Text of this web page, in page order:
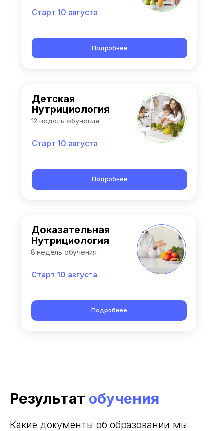
Доказательная
Нутрициология
Старт 10 августа
Подробнее
8 недель обучения
Детская
Нутрициология
Старт 10 августа
Подробнее
12 недель обучения
Старт 10 августа
Подробнее
Результат обучения
Какие документы об образовании мы